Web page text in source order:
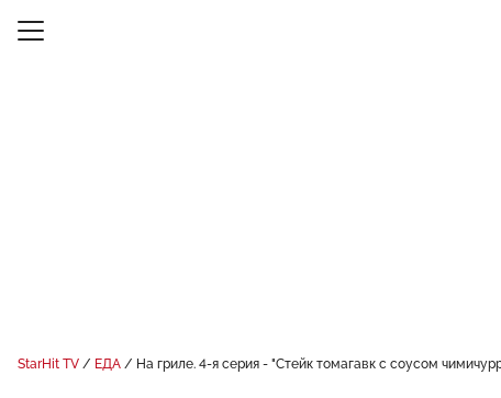
StarHit TV ЕДА На гриле. 4-я серия - "Стейк томагавк с соусом